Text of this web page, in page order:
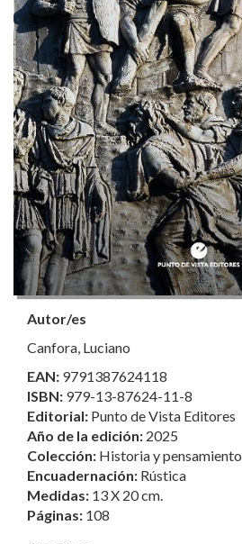
Autor/es
Canfora, Luciano
EAN: 9791387624118
ISBN: 979-13-87624-11-8
Editorial: Punto de Vista Editores
Año de la edición: 2025
Colección: Historia y pensamiento
Encuadernación: Rústica
Medidas: 13 X 20 cm.
Páginas: 108